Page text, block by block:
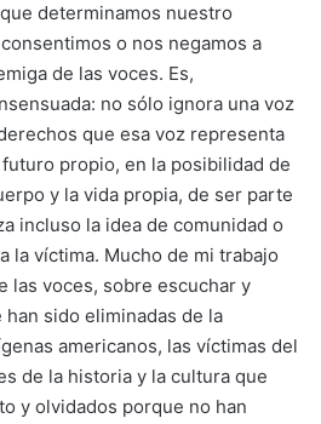
determinamos nuestro
o nos negamos a
de las voces. Es,
no sólo ignora una voz
que esa voz representa
propio, en la posibilidad de
y la vida propia, de ser parte
incluso la idea de comunidad o
la víctima. Mucho de mi trabajo
las voces, sobre escuchar y
sido eliminadas de la
americanos, las víctimas del
de la historia y la cultura que
y olvidados porque no han